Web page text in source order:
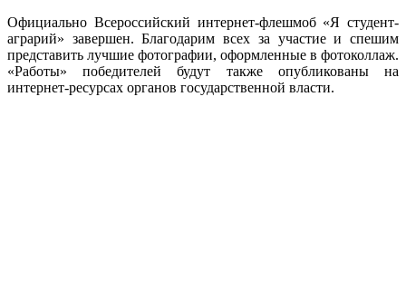
Официально Всероссийский интернет-флешмоб «Я студент-
аграрий» завершен. Благодарим всех за участие и спешим
представить лучшие фотографии, оформленные в фотоколлаж.
«Работы» победителей будут также опубликованы на
интернет-ресурсах органов государственной власти.